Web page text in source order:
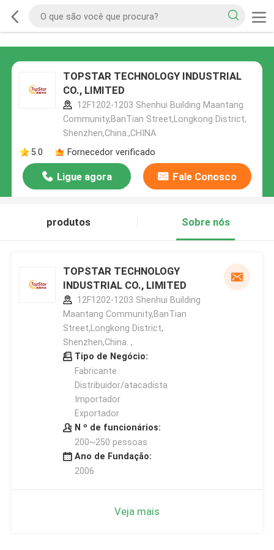
TOPSTAR TECHNOLOGY INDUSTRIAL
CO., LIMITED
12F1202-1203 Shenhui Building Maantang
Community,BanTian Street,Longkong District,
Shenzhen,China.,CHINA
5.0
Fornecedor verificado
Ligue agora Fale Conosco
produtos Sobre nós
TOPSTAR TECHNOLOGY
INDUSTRIAL CO., LIMITED
12F1202-1203 Shenhui Building
Maantang Community,BanTian
Street,Longkong District,
Shenzhen,China. ,
Tipo de Negócio:
Fabricante
Distribuidor/atacadista
Importador
Exportador
N º de funcionários:
200~250 pessoas
Ano de Fundação:
2006
Veja mais